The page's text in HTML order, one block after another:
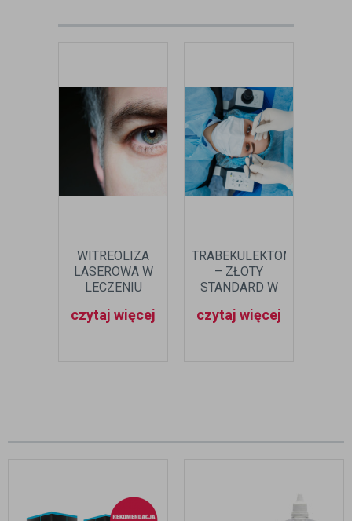
WITREOLIZA
LASEROWA W
LECZENIU
czytaj więcej
TRABEKULEKTOMIA
– ZŁOTY
STANDARD W
LECZENIU
czytaj więcej